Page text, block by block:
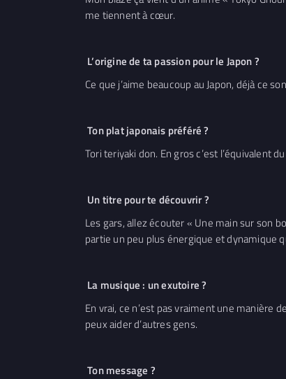
me tiennent à cœur.
L’origine de ta passion pour le Japon ?
Ce que j’aime beaucoup au Japon, déjà ce
Ton plat japonais préféré ?
Tori teriyaki don. En gros c’est l’équivalent
Un titre pour te découvrir ?
Les gars, allez écouter « Une main sur son
partie un peu plus énergique et dynamique
La musique : un exutoire ?
En vrai, ce n’est pas vraiment une manière
peux aider d’autres gens.
Ton message ?